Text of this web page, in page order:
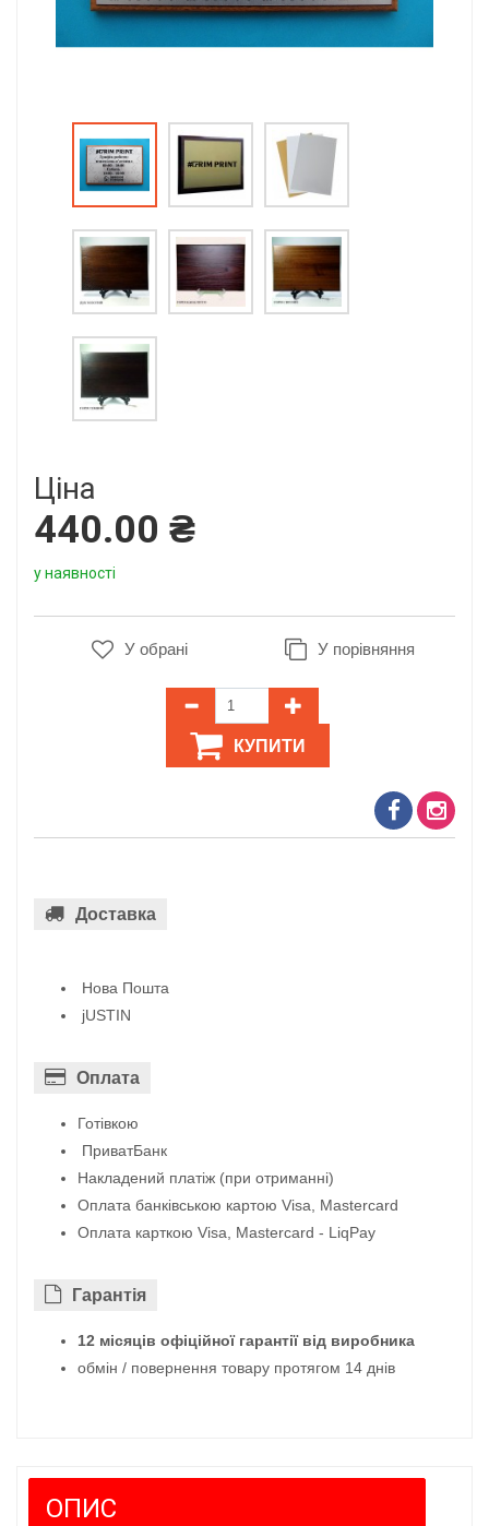
Ціна
440.00 ₴
у наявності
У обрані У порівняння
КУПИТИ
Доставка
Нова Пошта
jUSTIN
Оплата
Готівкою
ПриватБанк
Накладений платіж (при отриманні)
Оплата банківською картою Visa, Mastercard
Оплата карткою Visa, Mastercard - LiqPay
Гарантiя
12 місяців офіційної гарантії від виробника
обмін / повернення товару протягом 14 днів
ОПИС